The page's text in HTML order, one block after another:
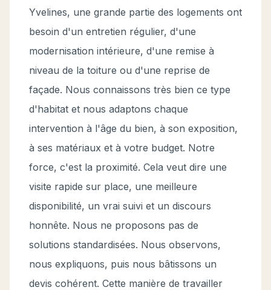
Yvelines, une grande partie des logements ont
besoin d'un entretien régulier, d'une
modernisation intérieure, d'une remise à
niveau de la toiture ou d'une reprise de
façade. Nous connaissons très bien ce type
d'habitat et nous adaptons chaque
intervention à l'âge du bien, à son exposition,
à ses matériaux et à votre budget. Notre
force, c'est la proximité. Cela veut dire une
visite rapide sur place, une meilleure
disponibilité, un vrai suivi et un discours
honnête. Nous ne proposons pas de
solutions standardisées. Nous observons,
nous expliquons, puis nous bâtissons un
devis cohérent. Cette manière de travailler